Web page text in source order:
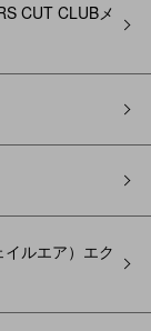
CUT CLUBメ
ルエア）エク